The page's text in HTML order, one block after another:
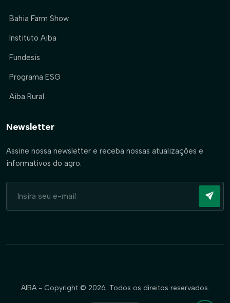
Bahia Farm Show
Instituto Aiba
Fundesis
Programa ESG
Aiba Rural
Newsletter
Assine nossa newsletter e receba nossas atualizações e
informativos do agro.
AIBA - Copyright © 2026. Todos os direitos reservados.